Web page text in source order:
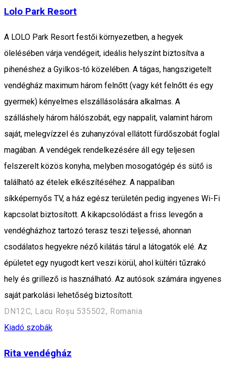
Lolo Park Resort
A LOLO Park Resort festői környezetben, a hegyek
ölelésében várja vendégeit, ideális helyszínt biztosítva a
pihenéshez a Gyilkos-tó közelében. A tágas, hangszigetelt
vendégház maximum három felnőtt (vagy két felnőtt és egy
gyermek) kényelmes elszállásolására alkalmas. A
szálláshely három hálószobát, egy nappalit, valamint három
saját, melegvízzel és zuhanyzóval ellátott fürdőszobát foglal
magában. A vendégek rendelkezésére áll egy teljesen
felszerelt közös konyha, melyben mosogatógép és sütő is
található az ételek elkészítéséhez. A nappaliban
síkképernyős TV, a ház egész területén pedig ingyenes Wi-Fi
kapcsolat biztosított. A kikapcsolódást a friss levegőn a
vendégházhoz tartozó terasz teszi teljessé, ahonnan
csodálatos hegyekre néző kilátás tárul a látogatók elé. Az
épületet egy nyugodt kert veszi körül, ahol kültéri tűzrakó
hely és grillező is használható. Az autósok számára ingyenes
saját parkolási lehetőség biztosított.
DN12C, Lacu Roșu 535502, Romania
Kiadó szobák
Rita vendégház